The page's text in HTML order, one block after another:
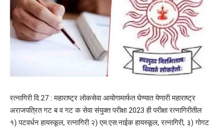
रत्नागिरी दि.27 : महाराष्ट्र लोकसेवा आयोगामार्फत घेण्यात येणारी महाराष्ट्र
अराजपत्रित गट ब व गट क सेवा संयुक्त परीक्षा 2023 ही परीक्षा रत्नागिरीतील
१) पटवर्धन हायस्कूल, रत्नागिरी २) एम.एस.नाईक हायस्कूल, रत्नागिरी, ३) गोगट